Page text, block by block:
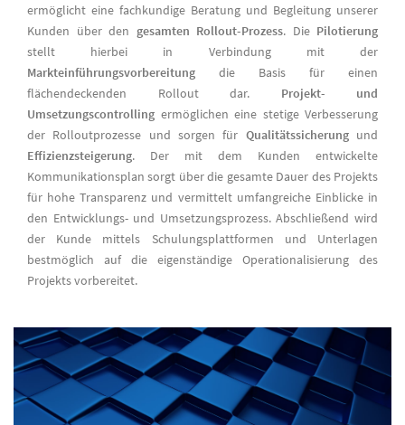
ermöglicht eine fachkundige Beratung und Begleitung unserer
Kunden über den gesamten Rollout-Prozess. Die Pilotierung
stellt hierbei in Verbindung mit der
Markteinführungsvorbereitung die Basis für einen
flächendeckenden Rollout dar. Projekt- und
Umsetzungscontrolling ermöglichen eine stetige Verbesserung
der Rolloutprozesse und sorgen für Qualitätssicherungund
Effizienzsteigerung. Der mit dem Kunden entwickelte
Kommunikationsplan sorgt über die gesamte Dauer des Projekts
für hohe Transparenz und vermittelt umfangreiche Einblicke in
den Entwicklungs- und Umsetzungsprozess. Abschließend wird
der Kunde mittels Schulungsplattformen und Unterlagen
bestmöglich auf die eigenständige Operationalisierung des
Projekts vorbereitet.